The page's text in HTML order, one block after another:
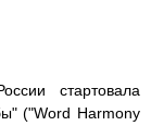
стартовала
("Word Harmony